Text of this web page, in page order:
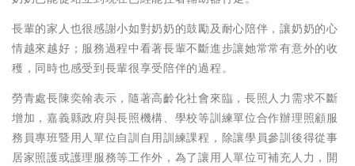
長輩的家人也很感謝小如對奶奶的鼓勵及耐心陪伴，讓奶奶的心
情越來越好；服務過程中看著長輩不斷進步讓她常常有意外的收
穫，同時也感受到長輩很享受陪伴的過程。
勞青處長陳奕翰表示，隨著高齡化社會來臨，長照人力需求不斷
增加，嘉義縣政府與長照機構、學校等訓練單位合作辦理照顧服
務員專班暨用人單位自訓自用訓練課程，除讓學員參訓後得從事
居家照護或護理服務等工作外，為了讓用人單位可補充人力，開